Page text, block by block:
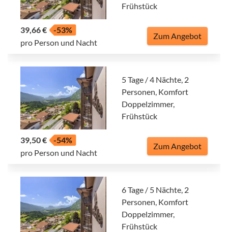
Frühstück
39,66 €
-53%
pro Person und Nacht
Zum Angebot
5 Tage / 4 Nächte, 2
Personen, Komfort
Doppelzimmer,
Frühstück
39,50 €
-54%
pro Person und Nacht
Zum Angebot
6 Tage / 5 Nächte, 2
Personen, Komfort
Doppelzimmer,
Frühstück